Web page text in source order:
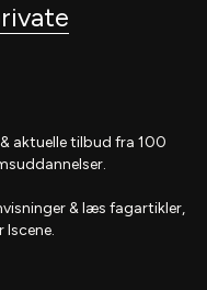
aktuelle tilbud fra 100
& læs fagartikler,